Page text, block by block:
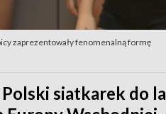
zaprezentowały fenomenalną formę
siatkarek do